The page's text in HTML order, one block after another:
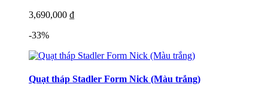
3,690,000 ₫
-33%
Quạt tháp Stadler Form Nick (Màu trắng)